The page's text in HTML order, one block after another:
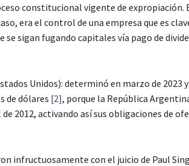
constitucional vigente de expropiación.
era el control de una empresa que es
sigan fugando capitales vía pago de
Unidos): determinó en marzo de 2023 y
de dólares [2], porque la República
2012, activando así sus obligaciones de
infructuosamente con el juicio de Paul